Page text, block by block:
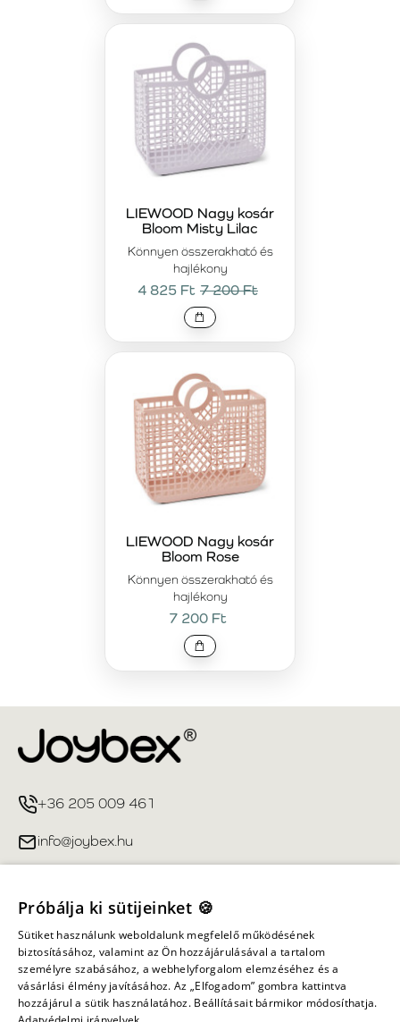
Könnyen összerakható és
hajlékony
LIEWOOD Nagy kosár
Bloom Misty Lilac
4 825 Ft 7 200 Ft
Könnyen összerakható és
hajlékony
LIEWOOD Nagy kosár
Bloom Rose
7 200 Ft
+36 205 009 461
info@joybex.hu
Fiókom
Információ
Próbálja ki sütijeinket 🍪
Sütiket használunk weboldalunk megfelelő működésének
biztosításához, valamint az Ön hozzájárulásával a tartalom
személyre szabásához, a webhelyforgalom elemzéséhez és a
vásárlási élmény javításához. Az „Elfogadom” gombra kattintva
hozzájárul a sütik használatához. Beállításait bármikor módosíthatja.